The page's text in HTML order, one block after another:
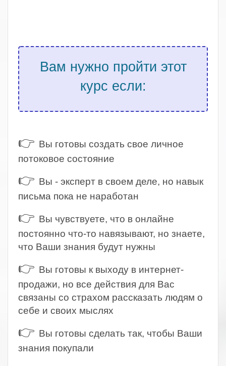
Вам нужно пройти этот
курс если:
👉 Вы готовы создать свое личное
потоковое состояние
👉 Вы - эксперт в своем деле, но навык
письма пока не наработан
👉 Вы чувствуете, что в онлайне
постоянно что-то навязывают, но знаете,
что Ваши знания будут нужны
👉 Вы готовы к выходу в интернет-
продажи, но все действия для Вас
связаны со страхом рассказать людям о
себе и своих мыслях
👉 Вы готовы сделать так, чтобы Ваши
знания покупали